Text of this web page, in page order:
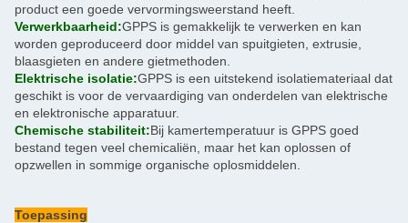
product een goede vervormingsweerstand heeft.
Verwerkbaarheid:GPPS is gemakkelijk te verwerken en kan
worden geproduceerd door middel van spuitgieten, extrusie,
blaasgieten en andere gietmethoden.
Elektrische isolatie:GPPS is een uitstekend isolatiemateriaal dat
geschikt is voor de vervaardiging van onderdelen van elektrische
en elektronische apparatuur.
Chemische stabiliteit:Bij kamertemperatuur is GPPS goed
bestand tegen veel chemicaliën, maar het kan oplossen of
opzwellen in sommige organische oplosmiddelen.
Toepassing